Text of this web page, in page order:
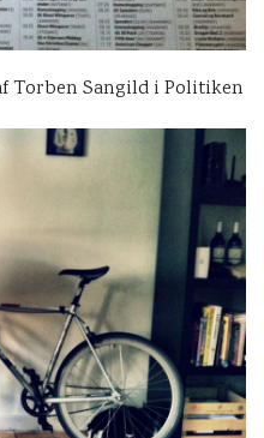
Torben Sangild i Politiken